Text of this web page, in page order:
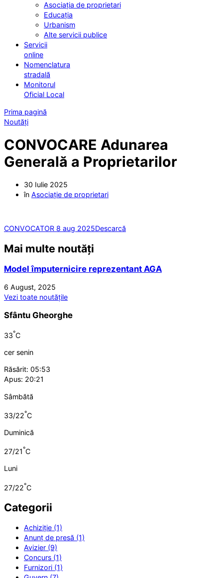
Asociația de proprietari
Educația
Urbanism
Alte servicii publice
Servicii
online
Nomenclatura
stradală
Monitorul
Oficial Local
Prima pagină
Noutăți
CONVOCARE Adunarea
Generală a Proprietarilor
30 Iulie 2025
în Asociație de proprietari
CONVOCATOR 8 aug 2025Descarcă
Mai multe noutăți
Model împuternicire reprezentant AGA
6 August, 2025
Vezi toate noutățile
Sfântu Gheorghe
33°C
cer senin
Răsărit: 05:53
Apus: 20:21
Sâmbătă
33/22°C
Duminică
27/21°C
Luni
27/22°C
Categorii
Achiziție (1)
Anunț de presă (1)
Avizier (9)
Concurs (1)
Furnizori (1)